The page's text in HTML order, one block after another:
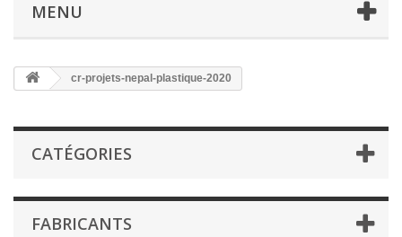
MENU
cr-projets-nepal-plastique-2020
CATÉGORIES
FABRICANTS